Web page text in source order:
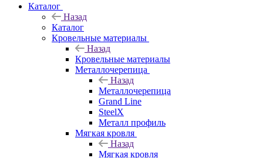
Каталог
Назад
Каталог
Кровельные материалы
Назад
Кровельные материалы
Металлочерепица
Назад
Металлочерепица
Grand Line
SteelX
Металл профиль
Мягкая кровля
Назад
Мягкая кровля